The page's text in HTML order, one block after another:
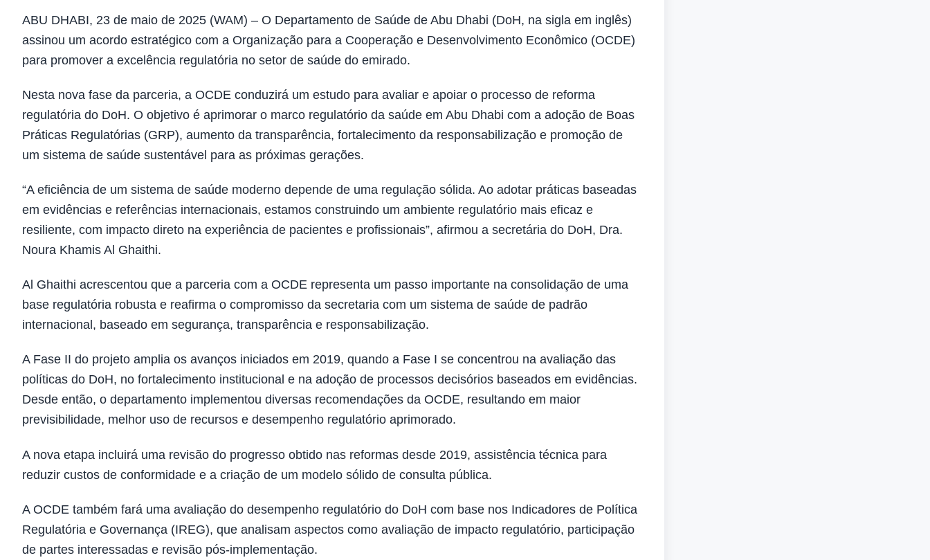
ABU DHABI, 23 de maio de 2025 (WAM) – O Departamento de Saúde de Abu Dhabi (DoH, na sigla em inglês)
assinou um acordo estratégico com a Organização para a Cooperação e Desenvolvimento Econômico (OCDE)
para promover a excelência regulatória no setor de saúde do emirado.
Nesta nova fase da parceria, a OCDE conduzirá um estudo para avaliar e apoiar o processo de reforma
regulatória do DoH. O objetivo é aprimorar o marco regulatório da saúde em Abu Dhabi com a adoção de Boas
Práticas Regulatórias (GRP), aumento da transparência, fortalecimento da responsabilização e promoção de
um sistema de saúde sustentável para as próximas gerações.
“A eficiência de um sistema de saúde moderno depende de uma regulação sólida. Ao adotar práticas baseadas
em evidências e referências internacionais, estamos construindo um ambiente regulatório mais eficaz e
resiliente, com impacto direto na experiência de pacientes e profissionais”, afirmou a secretária do DoH, Dra.
Noura Khamis Al Ghaithi.
Al Ghaithi acrescentou que a parceria com a OCDE representa um passo importante na consolidação de uma
base regulatória robusta e reafirma o compromisso da secretaria com um sistema de saúde de padrão
internacional, baseado em segurança, transparência e responsabilização.
A Fase II do projeto amplia os avanços iniciados em 2019, quando a Fase I se concentrou na avaliação das
políticas do DoH, no fortalecimento institucional e na adoção de processos decisórios baseados em evidências.
Desde então, o departamento implementou diversas recomendações da OCDE, resultando em maior
previsibilidade, melhor uso de recursos e desempenho regulatório aprimorado.
A nova etapa incluirá uma revisão do progresso obtido nas reformas desde 2019, assistência técnica para
reduzir custos de conformidade e a criação de um modelo sólido de consulta pública.
A OCDE também fará uma avaliação do desempenho regulatório do DoH com base nos Indicadores de Política
Regulatória e Governança (IREG), que analisam aspectos como avaliação de impacto regulatório, participação
de partes interessadas e revisão pós-implementação.